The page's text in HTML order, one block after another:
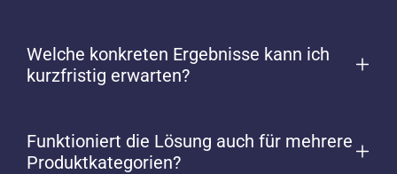
Welche konkreten Ergebnisse kann ich
kurzfristig erwarten?
Funktioniert die Lösung auch für mehrere
Produktkategorien?